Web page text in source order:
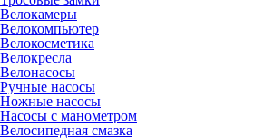
Велокамеры
Велокомпьютер
Велокосметика
Велокресла
Велонасосы
Ручные насосы
Ножные насосы
Насосы с манометром
Велосипедная смазка